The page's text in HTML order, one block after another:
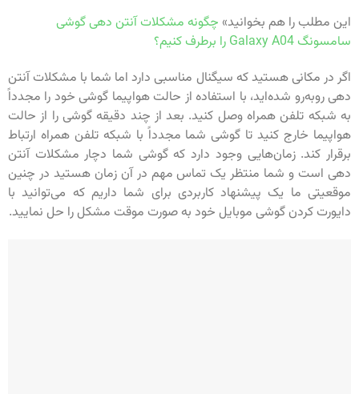
این مطلب را هم بخوانید» چگونه مشکلات آنتن دهی گوشی
سامسونگ Galaxy A04 را برطرف کنیم؟
اگر در مکانی هستید که سیگنال مناسبی دارد اما شما با مشکلات آنتن
دهی روبه‌رو شده‌اید، با استفاده از حالت هواپیما گوشی خود را مجدداً
به شبکه تلفن همراه وصل کنید. بعد از چند دقیقه گوشی را از حالت
هواپیما خارج کنید تا گوشی شما مجدداً با شبکه تلفن همراه ارتباط
برقرار کند. زمان‌هایی وجود دارد که گوشی شما دچار مشکلات آنتن
دهی است و شما منتظر یک تماس مهم در آن زمان هستید در چنین
موقعیتی ما یک پیشنهاد کاربردی برای شما داریم که می‌توانید با
دایورت کردن گوشی موبایل خود به صورت موقت مشکل را حل نمایید.